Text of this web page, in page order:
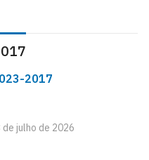
2017
julho de 2026